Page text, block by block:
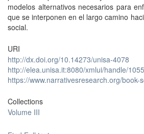
modelos alternativos necesarios para
que se interponen en el largo camino
social.
URI
http://dx.doi.org/10.14273/unisa-4078
http://elea.unisa.it:8080/xmlui/handle/
https://www.narrativesresearch.org/book-
Collections
Volume III